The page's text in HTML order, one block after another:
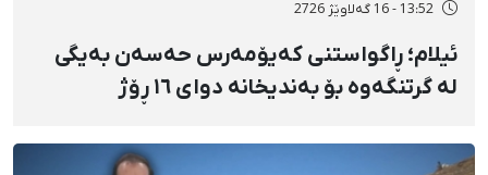
13:52 - 16 گەلاوێژ 2726
ئیلام؛ ڕاگواستنی کەیۆمەرس حەسەن بەیگی
لە گرتنگەوە بۆ بەندیخانە دوای ١٦ ڕۆژ